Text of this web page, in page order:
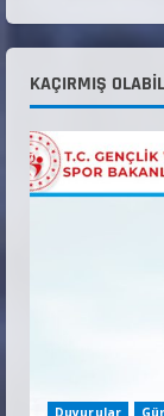
3
4
KAÇIRMIŞ